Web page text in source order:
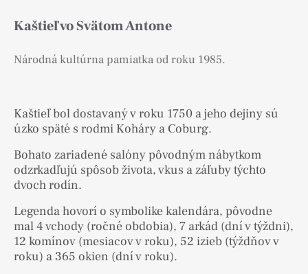
Kaštieľ vo Svätom Antone
Národná kultúrna pamiatka od roku 1985.
Kaštieľ bol dostavaný v roku 1750 a jeho dejiny sú
úzko späté s rodmi Koháry a Coburg.
Bohato zariadené salóny pôvodným nábytkom
odzrkadľujú spôsob života, vkus a záľuby týchto
dvoch rodín.
Legenda hovorí o symbolike kalendára, pôvodne
mal 4 vchody (ročné obdobia), 7 arkád (dní v týždni),
12 komínov (mesiacov v roku), 52 izieb (týždňov v
roku) a 365 okien (dní v roku).